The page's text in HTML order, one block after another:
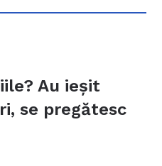
Au ieșit
se pregătesc